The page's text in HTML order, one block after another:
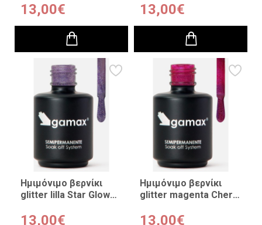
13,00€ 13,00€
Ημιμόνιμο βερνίκι
glitter lilla Star Glow
13,00€
Ημιμόνιμο βερνίκι
glitter magenta Cherry
13,00€